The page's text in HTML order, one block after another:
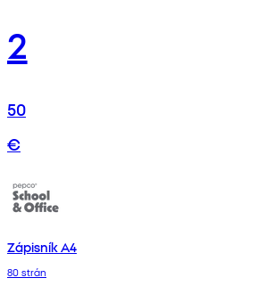
2
50
€
Zápisník A4
80 strán